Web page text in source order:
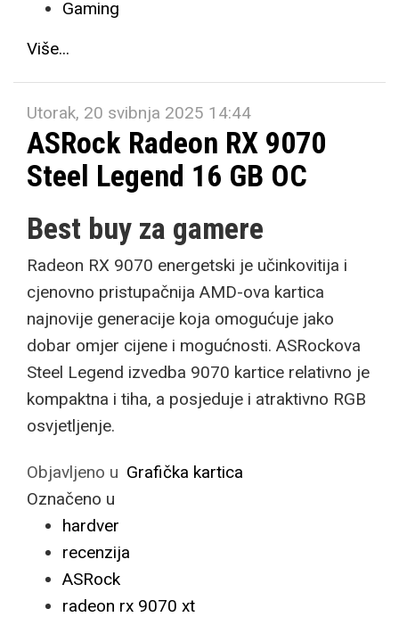
Gaming
Više...
Utorak, 20 svibnja 2025 14:44
ASRock Radeon RX 9070
Steel Legend 16 GB OC
Best buy za gamere
Radeon RX 9070 energetski je učinkovitija i
cjenovno pristupačnija AMD-ova kartica
najnovije generacije koja omogućuje jako
dobar omjer cijene i mogućnosti. ASRockova
Steel Legend izvedba 9070 kartice relativno je
kompaktna i tiha, a posjeduje i atraktivno RGB
osvjetljenje.
Objavljeno u Grafička kartica
Označeno u
hardver
recenzija
ASRock
radeon rx 9070 xt